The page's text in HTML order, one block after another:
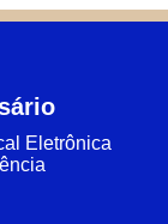
Eletrônica